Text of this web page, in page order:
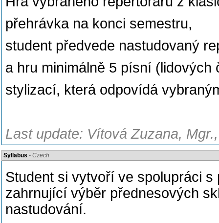
přehrávka na konci semestru,
student předvede nastudovaný
a hru minimálně 5 písní
stylizací, která odpovídá
Last update: Vítová Zuzana,
Syllabus - Czech
Student si vytvoří ve spolupráci
zahrnující výběr přednesových
nastudování.